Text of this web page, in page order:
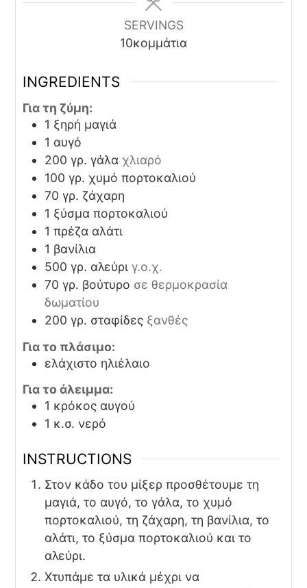
SERVINGS
10κομμάτια
INGREDIENTS
Για τη ζύμη:
1 ξηρή μαγιά
1 αυγό
200 γρ.γάλα χλιαρό
100 γρ. χυμό πορτοκαλιού
70 γρ. ζάχαρη
1 ξύσμαπορτοκαλιού
1πρέζα αλάτι
1 βανίλια
500 γρ. αλεύρι γ.ο.χ.
70 γρ. βούτυρο σε θερμοκρασία
δωματίου
200 γρ. σταφίδες ξανθές
Για το πλάσιμο:
ελάχιστο ηλιέλαιο
Για το άλειμμα:
1 κρόκος αυγού
1 κ.σ. νερό
INSTRUCTIONS
Στον κάδο του μίξερ προσθέτουμε τη
μαγιά, το αυγό, το γάλα, το χυμό
πορτοκαλιού, τη ζάχαρη, τη βανίλια, το
αλάτι, το ξύσμα πορτοκαλιού και το
αλεύρι.
Χτυπάμε τα υλικά μέχρι να